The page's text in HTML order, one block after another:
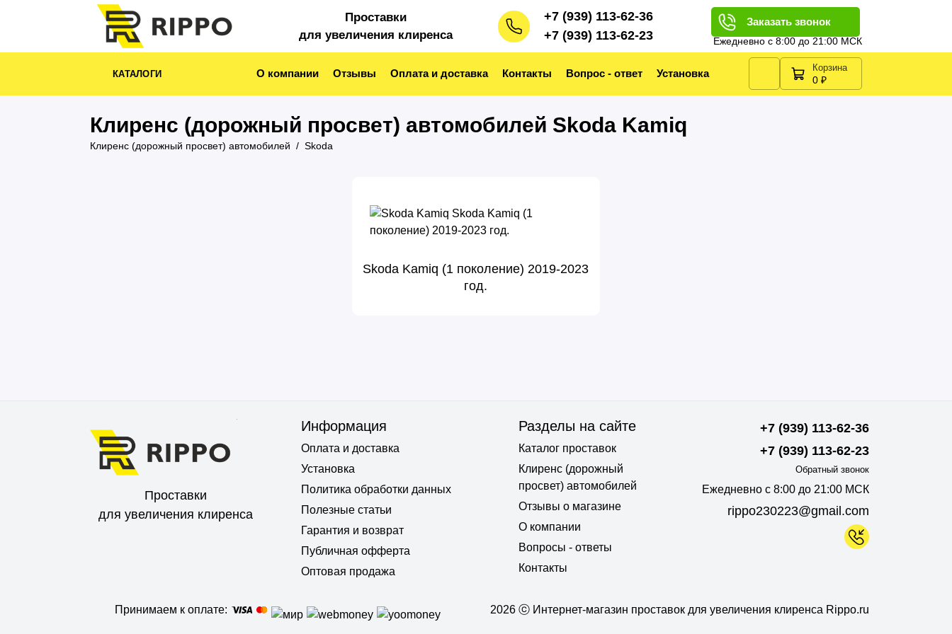
Проставки
для увеличения клиренса
+7 (939) 113-62-36
+7 (939) 113-62-23
Заказать звонок
Ежедневно с 8:00 до 21:00 МСК
КАТАЛОГИ О компании Отзывы Оплата и доставка Контакты Вопрос - ответ Установка Корзина
0 ₽
Клиренс (дорожный просвет) автомобилей Skoda Kamiq
Клиренс (дорожный просвет) автомобилей Skoda
Skoda Kamiq (1 поколение) 2019-2023
год.
Проставки
для увеличения клиренса
Информация
Оплата и доставка
Установка
Политика обработки данных
Полезные статьи
Гарантия и возврат
Публичная офферта
Оптовая продажа
Разделы на сайте
Каталог проставок
Клиренс (дорожный
просвет) автомобилей
Отзывы о магазине
О компании
Вопросы - ответы
Контакты
+7 (939) 113-62-36
+7 (939) 113-62-23
Обратный звонок
Ежедневно с 8:00 до 21:00 МСК
rippo230223@gmail.com
Принимаем к оплате: 2026 ⓒ Интернет-магазин проставок для увеличения клиренса Rippo.ru